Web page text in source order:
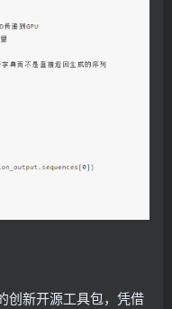
创新开源工具包，凭借